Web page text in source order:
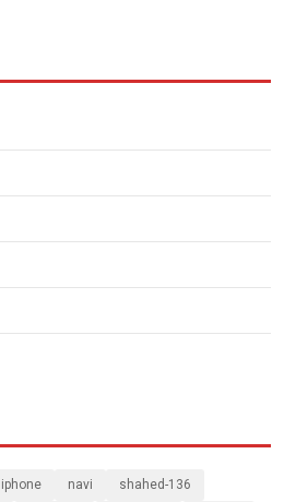
iphone navi shahed-136